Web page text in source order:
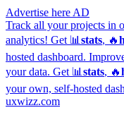
Advertise here AD
Track all your projects in
analytics! Get 📊 stats, 🔥
hosted dashboard.
your data. Get 📊 stats, 🔥
your own, self-hosted
uxwizz.com